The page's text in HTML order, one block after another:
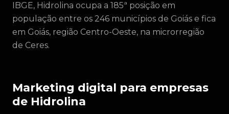
IBGE, Hidrolina ocupa a 185ª posição em
população entre os 246 municípios de Goiás e fica
em Goiás, região Centro-Oeste, na microrregião
de Ceres.
Marketing digital para empresas
de Hidrolina